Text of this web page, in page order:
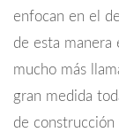
enfocan en el
de esta manera
mucho más
gran medida
de